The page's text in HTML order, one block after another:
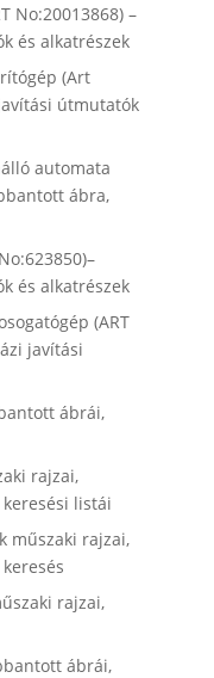
No:20013868) –
és alkatrészek
(Art
útmutatók
automata
ábra,
és alkatrészek
(ART
javítási
ábrái,
rajzai,
listái
műszaki rajzai,
rajzai,
ábrái,